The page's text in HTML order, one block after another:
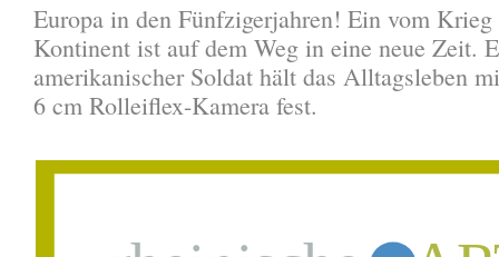
Europa in den Fünfzigerjahren! Ein vom Krieg
Kontinent ist auf dem Weg in eine neue Zeit.
amerikanischer Soldat hält das Alltagsleben
6 cm Rolleiflex-Kamera fest.